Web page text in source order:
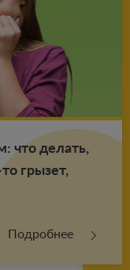
что де­лать,
гры­зет,
Подробнее